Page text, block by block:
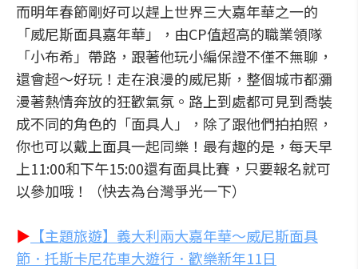
而明年春節剛好可以趕上世界三大嘉年華之一的
「威尼斯面具嘉年華」，由CP值超高的職業領隊
「小布希」帶路，跟著他玩小編保證不僅不無聊，
還會超～好玩！走在浪漫的威尼斯，整個城市都瀰
漫著熱情奔放的狂歡氣氛。路上到處都可見到喬裝
成不同的角色的「面具人」，除了跟他們拍拍照，
你也可以戴上面具一起同樂！最有趣的是，每天早
上11:00和下午15:00還有面具比賽，只要報名就可
以參加哦！（快去為台灣爭光一下）
▶ 【主題旅遊】義大利兩大嘉年華～威尼斯面具
節．托斯卡尼花車大遊行．歡樂新年11日